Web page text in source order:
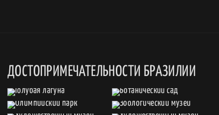
ДОСТОПРИМЕЧАТЕЛЬНОСТИ БРАЗИЛИИ